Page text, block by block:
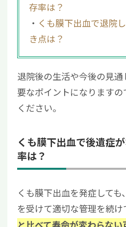
存率は？
くも膜下出血で退院
き点は？
退院後の生活や今後の見
要なポイントになりますの
ください。
くも膜下出血で後遺症
率は？
くも膜下出血を発症して
を受けて適切な管理を続け